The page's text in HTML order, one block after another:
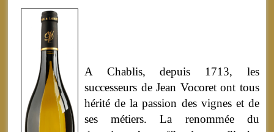
A Chablis, depuis 1713, les
successeurs de Jean Vocoret ont tous
hérité de la passion des vignes et de
ses métiers. La renommée du